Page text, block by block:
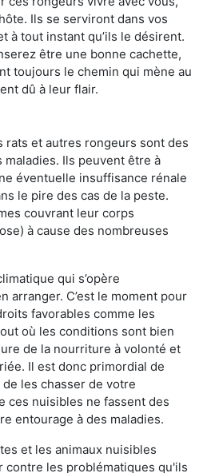
Ils se serviront dans vos
à tout instant qu’ils le désirent.
être une bonne cachette,
toujours le chemin qui mène au
dû à leur flair.
rats et autres rongeurs sont des
Ils peuvent être à
éventuelle insuffisance rénale
le pire des cas de la peste.
couvrant leur corps
à cause des nombreuses
qui s’opère
arranger. C’est le moment pour
favorables comme les
où les conditions sont bien
de la nourriture à volonté et
Il est donc primordial de
les chasser de votre
ces nuisibles ne fassent des
entourage à des maladies.
et les animaux nuisibles
contre les problématiques qu'ils